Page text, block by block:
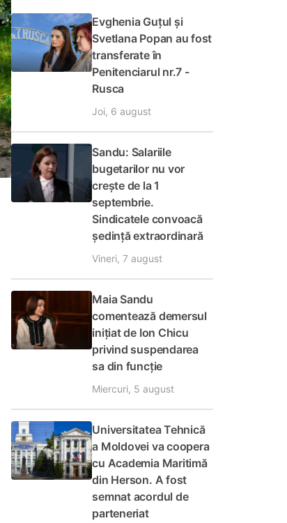
Evghenia Guțul și
Svetlana Popan au fost
transferate în
Penitenciarul nr.7 -
Rusca
Joi, 6 august
Sandu: Salariile
bugetarilor nu vor
crește de la 1
septembrie.
Sindicatele convoacă
ședință extraordinară
Vineri, 7 august
Maia Sandu
comentează demersul
inițiat de Ion Chicu
privind suspendarea
sa din funcție
Miercuri, 5 august
Universitatea Tehnică
a Moldovei va coopera
cu Academia Maritimă
din Herson. A fost
semnat acordul de
parteneriat